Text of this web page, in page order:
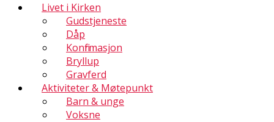
Livet i Kirken
Gudstjeneste
Dåp
Konfirmasjon
Bryllup
Gravferd
Aktiviteter & Møtepunkt
Barn & unge
Voksne